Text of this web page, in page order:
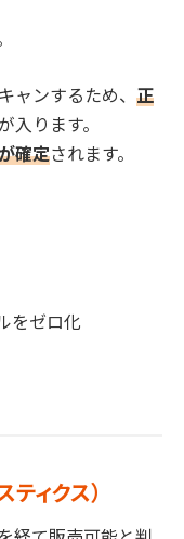
ャンするため、 正
入ります。
確定されます。
をゼロ化
ィクス）